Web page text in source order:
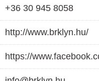
+36 30 945 8058
http://www.brklyn.hu/
https://